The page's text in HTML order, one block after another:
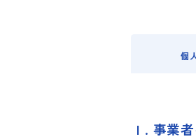
個
. 事業